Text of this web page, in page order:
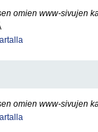
omien www-sivujen
omien www-sivujen